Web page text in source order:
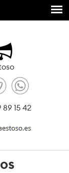
89 15 42